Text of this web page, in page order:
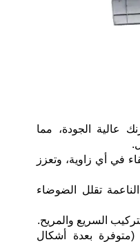
عالية الجودة، مما
في أي زاوية، وتعزز
تقلل الضوضاء
السريع والمريح.
(متوفرة بعدة أشكال